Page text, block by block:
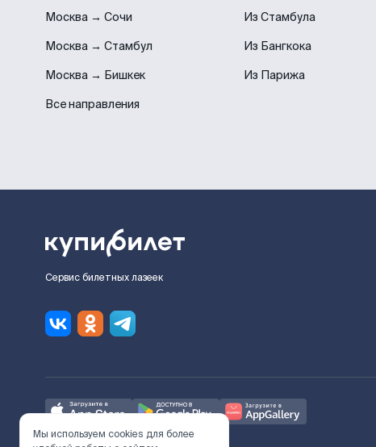
Москва → Сочи
Москва → Стамбул
Москва → Бишкек
Все направления
Из Стамбула
Из Бангкока
Из Парижа
Сервис билетных лазеек
Мы используем cookies для более